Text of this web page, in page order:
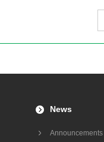
News
Announcements